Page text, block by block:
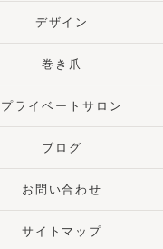
デザイン
巻き爪
プライベートサロン
ブログ
お問い合わせ
サイトマップ